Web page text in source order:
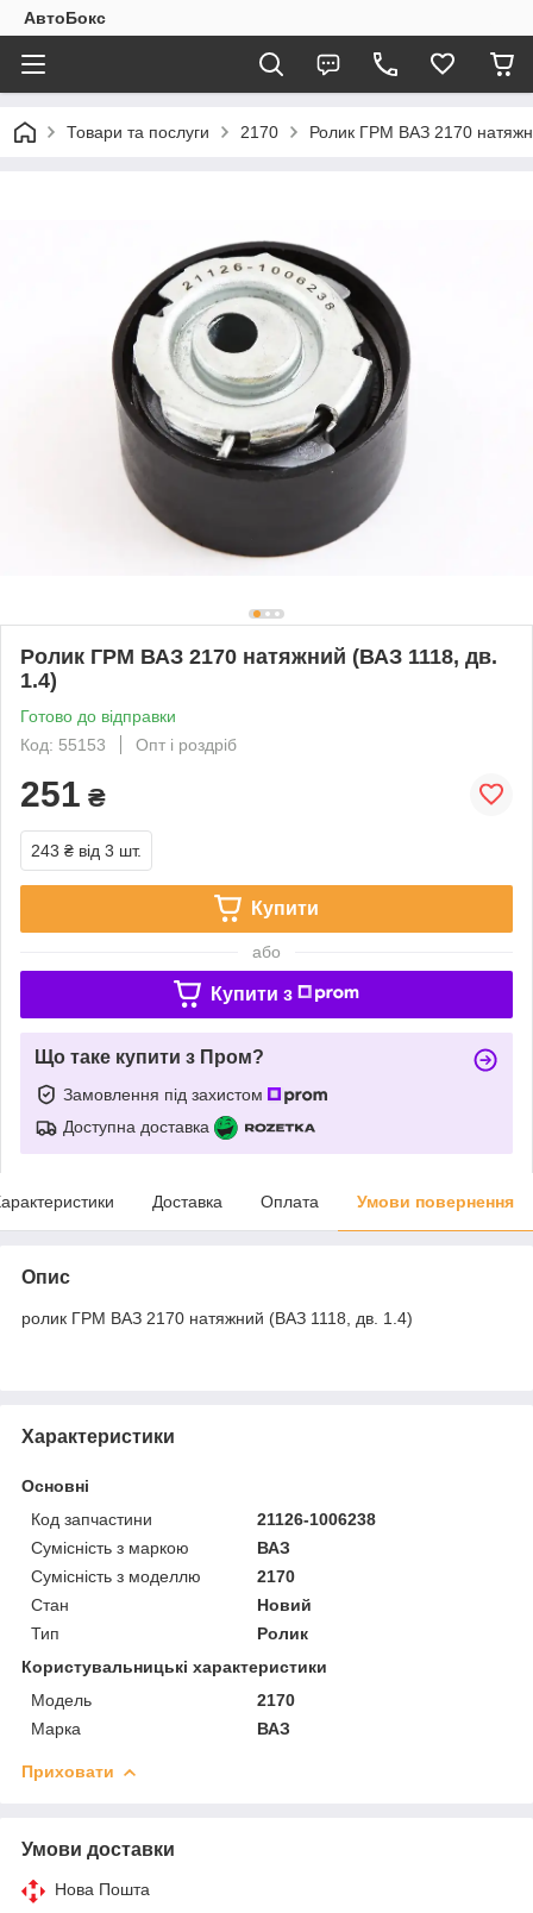
АвтоБокс
Товари та послуги 2170 Ролик ГРМ ВАЗ 2170
Ролик ГРМ ВАЗ 2170 натяжний (ВАЗ 1118, дв.
1.4)
Готово до відправки
Код: 55153
Опт і роздріб
251 ₴
243 ₴ від 3 шт.
Купити
або
Купити з
Що таке купити з Пром?
Замовлення під захистом
Доступна доставка
Доставка Оплата Умови повернення
Опис
ролик ГРМ ВАЗ 2170 натяжний (ВАЗ 1118, дв. 1.4)
Характеристики
Основні
Код запчастини
21126-1006238
Сумісність з маркою
ВАЗ
Сумісність з моделлю
2170
Стан
Новий
Тип
Ролик
Користувальницькі характеристики
Мoдель
2170
Марка
ВАЗ
Приховати
Умови доставки
Нова Пошта